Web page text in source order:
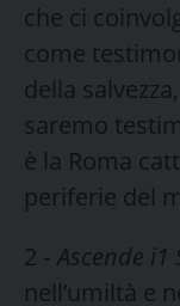
che ci
come
della
saremo
è la Roma
periferie del
2 ‑ Ascende i1
nell’umiltà e